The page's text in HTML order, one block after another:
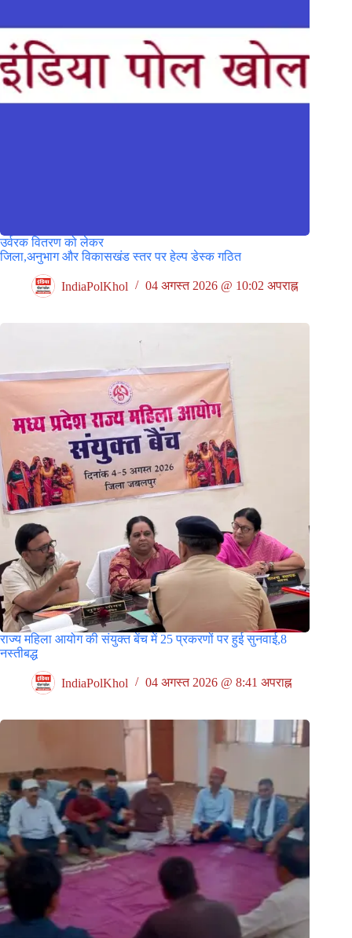
उर्वरक वितरण को लेकर
जिला,अनुभाग और विकासखंड स्तर पर हेल्प डेस्क गठित
IndiaPolKhol 04 अगस्त 2026 @ 10:02 अपराह्न
राज्य महिला आयोग की संयुक्त बेंच में 25 प्रकरणों पर हुई सुनवाई,8
नस्तीबद्ध
IndiaPolKhol 04 अगस्त 2026 @ 8:41 अपराह्न